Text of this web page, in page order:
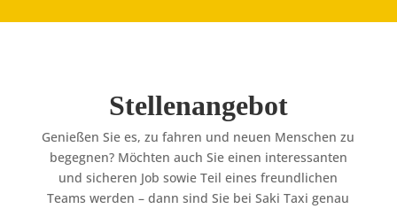
Stellenangebot
Genießen Sie es, zu fahren und neuen Menschen zu
begegnen? Möchten auch Sie einen interessanten
und sicheren Job sowie Teil eines freundlichen
Teams werden – dann sind Sie bei Saki Taxi genau